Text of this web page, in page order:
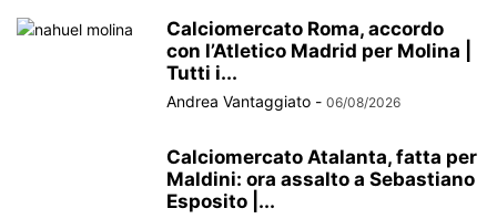
Calciomercato Roma, accordo
con l’Atletico Madrid per Molina |
Tutti i...
Andrea Vantaggiato - 06/08/2026
Calciomercato Atalanta, fatta per
Maldini: ora assalto a Sebastiano
Esposito |...